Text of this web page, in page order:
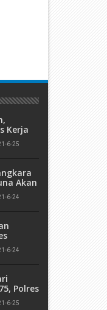
Kerja
6-25
Akan
6-24
Juga
6-24
Polres
Sosial
6-25